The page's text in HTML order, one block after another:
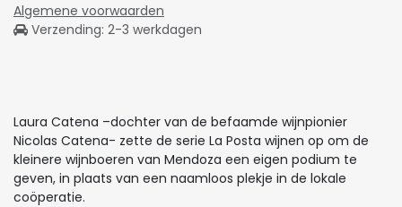
Algemene voorwaarden
Verzending: 2-3 werkdagen
Laura Catena –dochter van de befaamde wijnpionier
Nicolas Catena- zette de serie La Posta wijnen op om de
kleinere wijnboeren van Mendoza een eigen podium te
geven, in plaats van een naamloos plekje in de lokale
coöperatie.